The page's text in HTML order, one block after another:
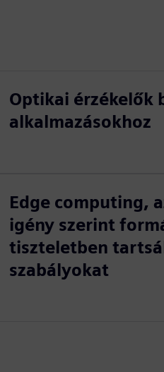
Optikai érzékelők
alkalmazásokhoz
Edge computing,
igény szerint
tiszteletben
szabályokat